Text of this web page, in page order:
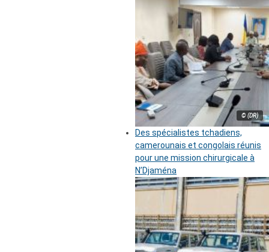
© (DR)
Des spécialistes tchadiens,
camerounais et congolais réunis
pour une mission chirurgicale à
N’Djaména